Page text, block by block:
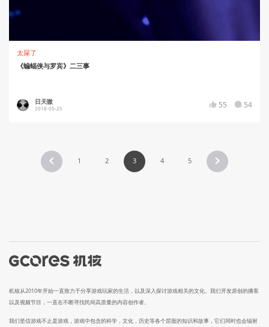
太屎了
《蝙蝠侠与罗宾》二三事
日天嗷
2018-05-25 55 54
1 2 3 4 5
机核从2010年开始一直致力于分享游戏玩家的生活，以及深入探讨游戏相关的文化。我们开发原创的播客
以及视频节目，一直在不断寻找民间高质量的内容创作者。
我们坚信游戏不止是游戏，游戏中包含的科学，文化，历史等各个层面的知识和故事，它们同时也会辐射